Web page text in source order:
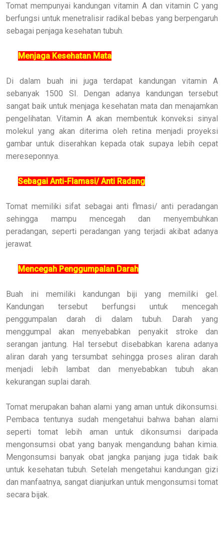
Tomat mempunyai kandungan vitamin A dan vitamin C yang
berfungsi untuk menetralisir radikal bebas yang berpengaruh
sebagai penjaga kesehatan tubuh.
Menjaga Kesehatan Mata
Di dalam buah ini juga terdapat kandungan vitamin A
sebanyak 1500 SI. Dengan adanya kandungan tersebut
sangat baik untuk menjaga kesehatan mata dan menajamkan
pengelihatan. Vitamin A akan membentuk konveksi sinyal
molekul yang akan diterima oleh retina menjadi proyeksi
gambar untuk diserahkan kepada otak supaya lebih cepat
mereseponnya.
Sebagai Anti-Flamasi/ Anti Radang
Tomat memiliki sifat sebagai anti flmasi/ anti peradangan
sehingga mampu mencegah dan menyembuhkan
peradangan, seperti peradangan yang terjadi akibat adanya
jerawat.
Mencegah Penggumpalan Darah
Buah ini memiliki kandungan biji yang memiliki gel.
Kandungan tersebut berfungsi untuk mencegah
penggumpalan darah di dalam tubuh. Darah yang
menggumpal akan menyebabkan penyakit stroke dan
serangan jantung. Hal tersebut disebabkan karena adanya
aliran darah yang tersumbat sehingga proses aliran darah
menjadi lebih lambat dan menyebabkan tubuh akan
kekurangan suplai darah.
Tomat merupakan bahan alami yang aman untuk dikonsumsi.
Pembaca tentunya sudah mengetahui bahwa bahan alami
seperti tomat lebih aman untuk dikonsumsi daripada
mengonsumsi obat yang banyak mengandung bahan kimia.
Mengonsumsi banyak obat jangka panjang juga tidak baik
untuk kesehatan tubuh. Setelah mengetahui kandungan gizi
dan manfaatnya, sangat dianjurkan untuk mengonsumsi tomat
secara bijak.